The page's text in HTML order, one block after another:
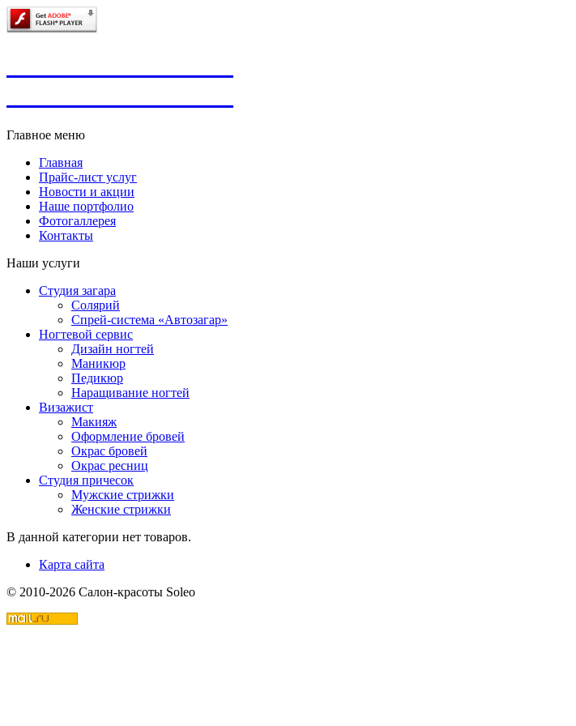
Главное меню
Главная
Прайс-лист услуг
Новости и акции
Наше портфолио
Фотогаллерея
Контакты
Наши услуги
Студия загара
Солярий
Спрей-система «Автозагар»
Ногтевой сервис
Дизайн ногтей
Маникюр
Педикюр
Наращивание ногтей
Визажист
Макияж
Оформление бровей
Окрас бровей
Окрас ресниц
Студия причесок
Мужские стрижки
Женские стрижки
В данной категории нет товаров.
Карта сайта
© 2010-2026 Салон-красоты Soleo